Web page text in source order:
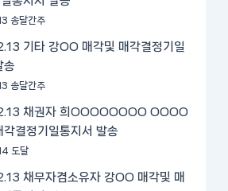
송달간주
기타 강OO 매각및 매각결정기일
송
송달간주
채권자 희OOOOOOOO OOOO
각결정기일통지서 발송
도달
채무자겸소유자 강OO 매각및 매